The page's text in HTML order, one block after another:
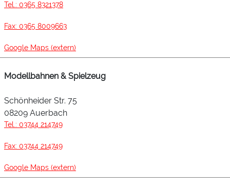
Tel.: 0365 8321378
Fax: 0365 8009663
Google Maps (extern)
Modellbahnen & Spielzeug
Schönheider Str. 75
08209 Auerbach
Tel.: 03744 214749
Fax: 03744 214749
Google Maps (extern)